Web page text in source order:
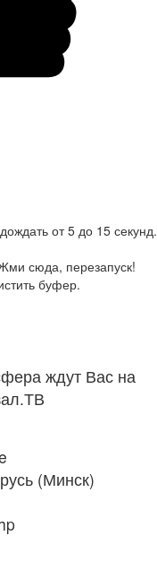
от 5 до 15 секунд.
сюда, перезапуск!
буфер.
ждут Вас на
(Минск)